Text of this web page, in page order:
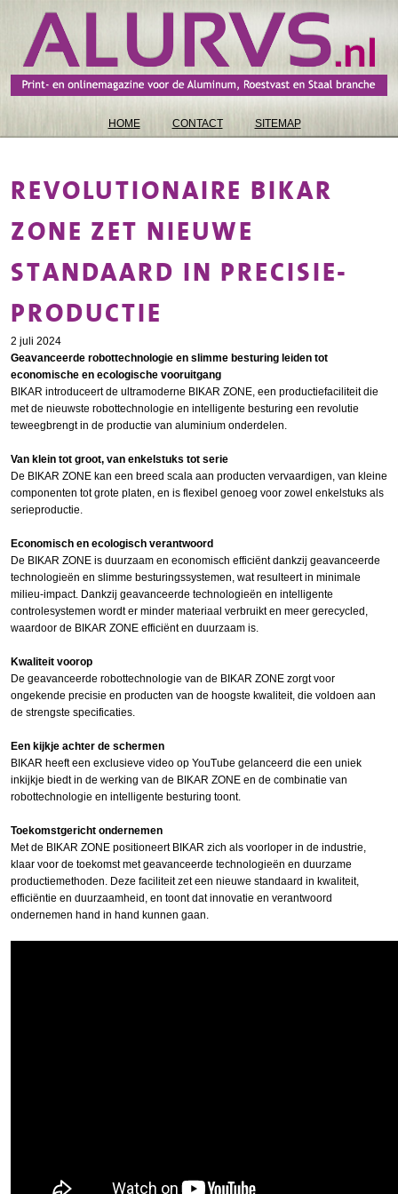
HOME CONTACT SITEMAP
REVOLUTIONAIRE BIKAR
ZONE ZET NIEUWE
STANDAARD IN PRECISIE-
PRODUCTIE
2 juli 2024
Geavanceerde robottechnologie en slimme besturing leiden tot
economische en ecologische vooruitgang
BIKAR introduceert de ultramoderne BIKAR ZONE, een productiefaciliteit die
met de nieuwste robottechnologie en intelligente besturing een revolutie
teweegbrengt in de productie van aluminium onderdelen.
Van klein tot groot, van enkelstuks tot serie
De BIKAR ZONE kan een breed scala aan producten vervaardigen, van kleine
componenten tot grote platen, en is flexibel genoeg voor zowel enkelstuks als
serieproductie.
Economisch en ecologisch verantwoord
De BIKAR ZONE is duurzaam en economisch efficiënt dankzij geavanceerde
technologieën en slimme besturingssystemen, wat resulteert in minimale
milieu-impact. Dankzij geavanceerde technologieën en intelligente
controlesystemen wordt er minder materiaal verbruikt en meer gerecycled,
waardoor de BIKAR ZONE efficiënt en duurzaam is.
Kwaliteit voorop
De geavanceerde robottechnologie van de BIKAR ZONE zorgt voor
ongekende precisie en producten van de hoogste kwaliteit, die voldoen aan
de strengste specificaties.
Een kijkje achter de schermen
BIKAR heeft een exclusieve video op YouTube gelanceerd die een uniek
inkijkje biedt in de werking van de BIKAR ZONE en de combinatie van
robottechnologie en intelligente besturing toont.
Toekomstgericht ondernemen
Met de BIKAR ZONE positioneert BIKAR zich als voorloper in de industrie,
klaar voor de toekomst met geavanceerde technologieën en duurzame
productiemethoden. Deze faciliteit zet een nieuwe standaard in kwaliteit,
efficiëntie en duurzaamheid, en toont dat innovatie en verantwoord
ondernemen hand in hand kunnen gaan.